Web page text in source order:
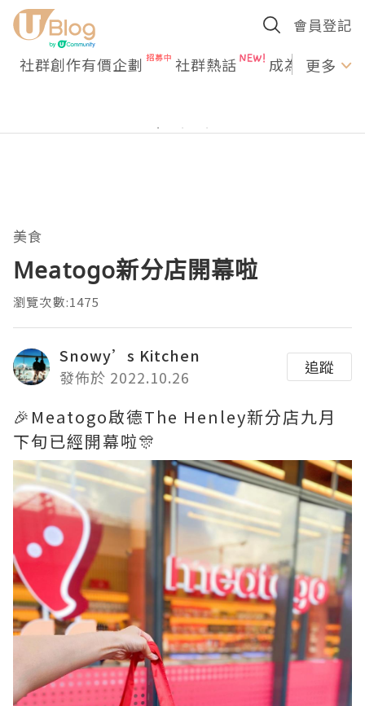
會員登記
社群創作有價企劃 社群熱話 成為U更多
美食
Meatogo新分店開幕啦
瀏覽次數:1475
Snowy’s Kitchen
發佈於 2022.10.26
追蹤
🎉Meatogo啟德The Henley新分店九月
下旬已經開幕啦🎊